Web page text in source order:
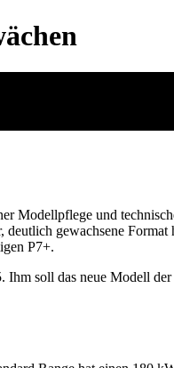
Modellpflege und
gewachsene
P7+.
soll das neue Modell